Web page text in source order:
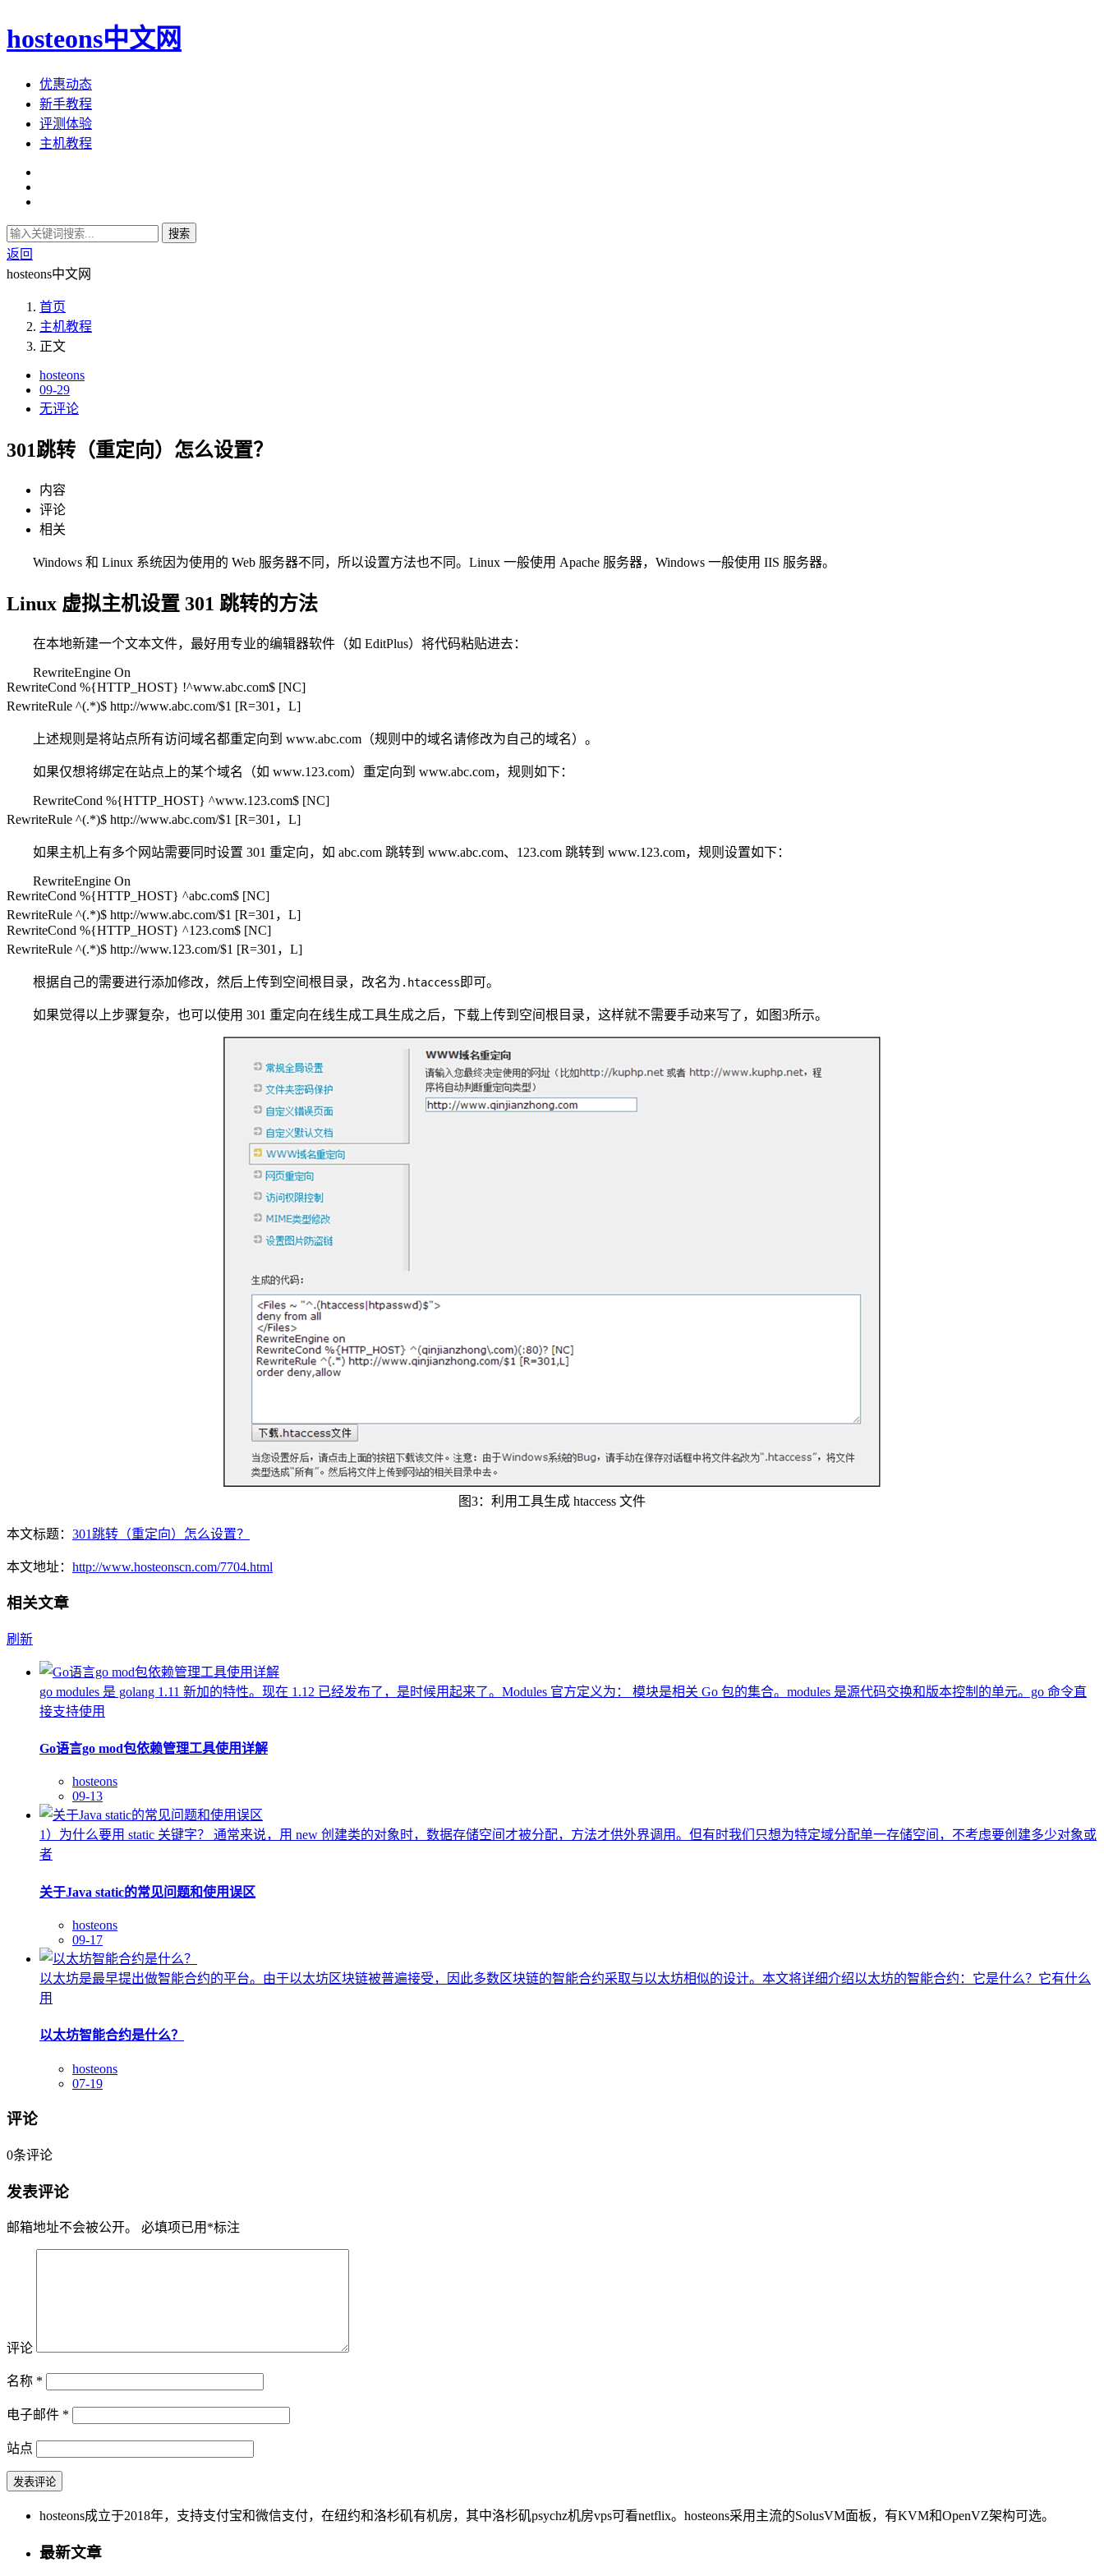
hosteons中文网
优惠动态
新手教程
评测体验
主机教程
搜索
返回
hosteons中文网
首页
主机教程
正文
hosteons
09-29
无评论
301跳转（重定向）怎么设置？
内容
评论
相关
Windows 和 Linux 系统因为使用的 Web 服务器不同，所以设置方法也不同。Linux 一般使用 Apache 服务器，Windows 一般使用 IIS 服务器。
Linux 虚拟主机设置 301 跳转的方法
在本地新建一个文本文件，最好用专业的编辑器软件（如 EditPlus）将代码粘贴进去：
RewriteEngine On
RewriteCond %{HTTP_HOST} !^www.abc.com$ [NC]
RewriteRule ^(.*)$ http://www.abc.com/$1 [R=301，L]
上述规则是将站点所有访问域名都重定向到 www.abc.com（规则中的域名请修改为自己的域名）。
如果仅想将绑定在站点上的某个域名（如 www.123.com）重定向到 www.abc.com，规则如下：
RewriteCond %{HTTP_HOST} ^www.123.com$ [NC]
RewriteRule ^(.*)$ http://www.abc.com/$1 [R=301，L]
如果主机上有多个网站需要同时设置 301 重定向，如 abc.com 跳转到 www.abc.com、123.com 跳转到 www.123.com，规则设置如下：
RewriteEngine On
RewriteCond %{HTTP_HOST} ^abc.com$ [NC]
RewriteRule ^(.*)$ http://www.abc.com/$1 [R=301，L]
RewriteCond %{HTTP_HOST} ^123.com$ [NC]
RewriteRule ^(.*)$ http://www.123.com/$1 [R=301，L]
根据自己的需要进行添加修改，然后上传到空间根目录，改名为 .htaccess 即可。
如果觉得以上步骤复杂，也可以使用 301 重定向在线生成工具生成之后，下载上传到空间根目录，这样就不需要手动来写了，如图3所示。
图3：利用工具生成 htaccess 文件
本文标题： 301跳转（重定向）怎么设置？
本文地址： http://www.hosteonscn.com/7704.html
相关文章
刷新
go modules 是 golang 1.11 新加的特性。现在 1.12 已经发布了，是时候用起来了。Modules 官方定义为： 模块是相关 Go 包的集合。modules 是源代码交换和版本控制的单元。go 命令直
接支持使用
Go语言go mod包依赖管理工具使用详解
hosteons
09-13
1）为什么要用 static 关键字？ 通常来说，用 new 创建类的对象时，数据存储空间才被分配，方法才供外界调用。但有时我们只想为特定域分配单一存储空间，不考虑要创建多少对象或
者
关于Java static的常见问题和使用误区
hosteons
09-17
以太坊是最早提出做智能合约的平台。由于以太坊区块链被普遍接受，因此多数区块链的智能合约采取与以太坊相似的设计。本文将详细介绍以太坊的智能合约：它是什么？它有什么
用
以太坊智能合约是什么？
hosteons
07-19
评论
0条评论
发表评论
邮箱地址不会被公开。 必填项已用 *标注
评论
名称 *
电子邮件 *
站点
hosteons成立于2018年，支持支付宝和微信支付，在纽约和洛杉矶有机房，其中洛杉矶psychz机房vps可看netflix。hosteons采用主流的SolusVM面板，有KVM和OpenVZ架构可选。
最新文章